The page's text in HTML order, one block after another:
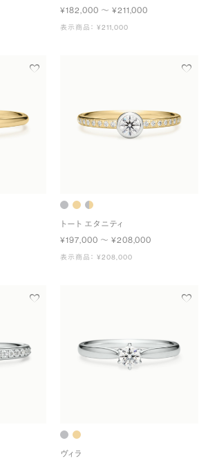
¥182,000 〜 ¥211,000
表示商品： ¥211,000
トート エタニティ
¥197,000 〜 ¥208,000
表示商品： ¥208,000
ヴィラ